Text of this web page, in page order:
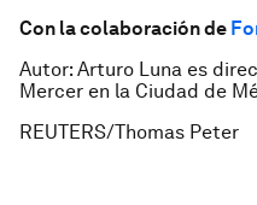
Con la colaboración de
Autor: Arturo Luna es
Mercer en la Ciudad de
REUTERS/Thomas Peter